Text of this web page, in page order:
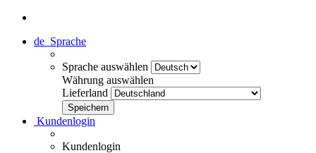
de Sprache
Sprache auswählen
Währung auswählen
Lieferland
Kundenlogin
Kundenlogin